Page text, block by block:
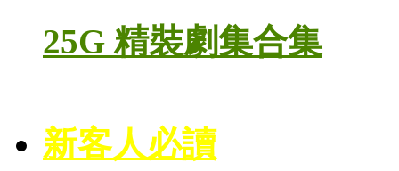
25G 精裝劇集合集
新客人必讀